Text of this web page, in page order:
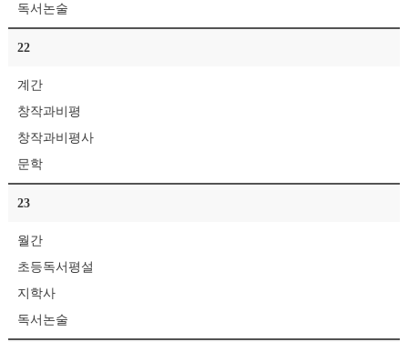
독서논술
22
계간
창작과비평
창작과비평사
문학
23
월간
초등독서평설
지학사
독서논술